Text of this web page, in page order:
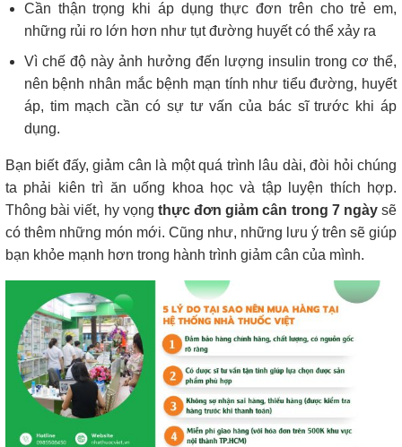
Cần thận trọng khi áp dụng thực đơn trên cho trẻ em,
những rủi ro lớn hơn như tụt đường huyết có thể xảy ra
Vì chế độ này ảnh hưởng đến lượng insulin trong cơ thể,
nên bệnh nhân mắc bệnh mạn tính như tiểu đường, huyết
áp, tim mạch cần có sự tư vấn của bác sĩ trước khi áp
dụng.
Bạn biết đấy, giảm cân là một quá trình lâu dài, đòi hỏi chúng
ta phải kiên trì ăn uống khoa học và tập luyện thích hợp.
Thông bài viết, hy vọng thực đơn giảm cân trong 7 ngàysẽ
có thêm những món mới. Cũng như, những lưu ý trên sẽ giúp
bạn khỏe mạnh hơn trong hành trình giảm cân của mình.